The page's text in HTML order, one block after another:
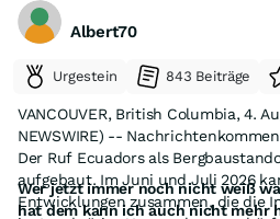
Gruss A.Albert70
Urgestein 843 Beiträge
VANCOUVER, British Columbia, 4.
NEWSWIRE) -- Nachrichtenkommentar der USA News Group –
Der Ruf Ecuadors als Bergbaustandort wird seit Jahren gezielt
aufgebaut. Im Juni und Juli 2026 kamen vier verschiedene
Entwicklungen zusammen, die die Investitionsargumente für
Wer jetzt immer noch nicht weiß
hat dem kann ich auch nicht mehr